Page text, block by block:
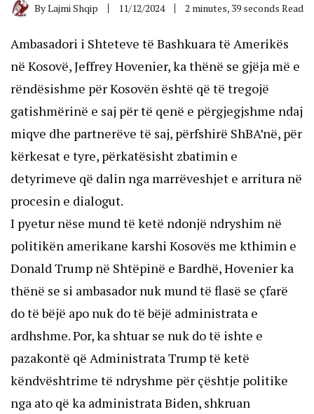
ByLajmi Shqip 11/12/2024 2 minutes, 39 seconds Read
Ambasadori i Shteteve të Bashkuara të Amerikës
në Kosovë, Jeffrey Hovenier, ka thënë se gjëja më e
rëndësishme për Kosovën është që të tregojë
gatishmërinë e saj për të qenë e përgjegjshme ndaj
miqve dhe partnerëve të saj, përfshirë ShBA’në, për
kërkesat e tyre, përkatësisht zbatimin e
detyrimeve që dalin nga marrëveshjet e arritura në
procesin e dialogut.
I pyetur nëse mund të ketë ndonjë ndryshim në
politikën amerikane karshi Kosovës me kthimin e
Donald Trump në Shtëpinë e Bardhë, Hovenier ka
thënë se si ambasador nuk mund të flasë se çfarë
do të bëjë apo nuk do të bëjë administrata e
ardhshme. Por, ka shtuar se nuk do të ishte e
pazakontë që Administrata Trump të ketë
këndvështrime të ndryshme për çështje politike
nga ato që ka administrata Biden, shkruan